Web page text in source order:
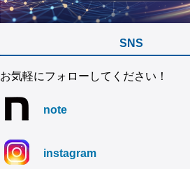
SNS
お気軽にフォローしてください！
note
instagram